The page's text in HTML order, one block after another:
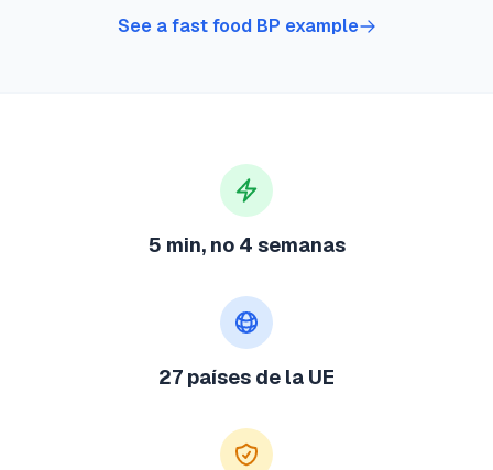
See a fast food BP example
5 min, no 4 semanas
27 países de la UE